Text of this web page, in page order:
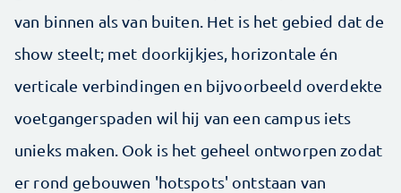
van binnen als van buiten. Het is het gebied dat de
show steelt; met doorkijkjes, horizontale én
verticale verbindingen en bijvoorbeeld overdekte
voetgangerspaden wil hij van een campus iets
unieks maken. Ook is het geheel ontworpen zodat
er rond gebouwen 'hotspots' ontstaan van